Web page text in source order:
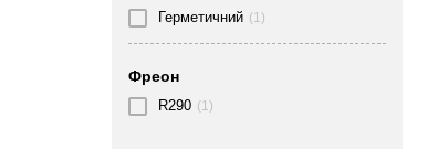
Герметичний (1)
Фреон
R290 (1)